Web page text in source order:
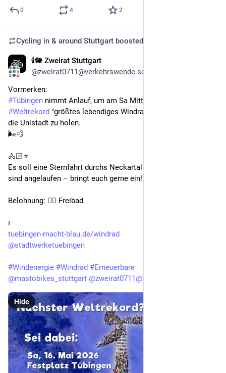
0 4 2
Cycling in & around Stuttgart boosted
🕯️🐘 Zweirat Stuttgart
@zweirat0711@verkehrswende.social
Vormerken:
#Tübingen
#Weltrekord "größtes lebendiges Windrad" von
die Unistadt zu holen.
🌬💨
🚴🏻⭐️
Es soll eine Sternfahrt durchs Neckartal geben, Planungen
sind angelaufen – bringt euch gerne ein!
Belohnung: 🏊🏽 Freibad
ℹ️
tuebingen-macht-blau.de/windrad
@stadtwerketuebingen
#Windenergie #Windrad #Erneuerbare
@mastobikes_stuttgart @zweirat0711@fedigroups.social
Hide